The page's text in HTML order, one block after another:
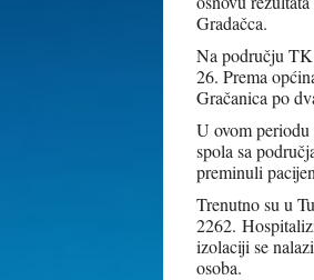
Gradačca.
Na području TK
26. Prema
Gračanica po
U ovom
spola sa
preminuli
Trenutno su u
2262.
izolaciji se
osoba.